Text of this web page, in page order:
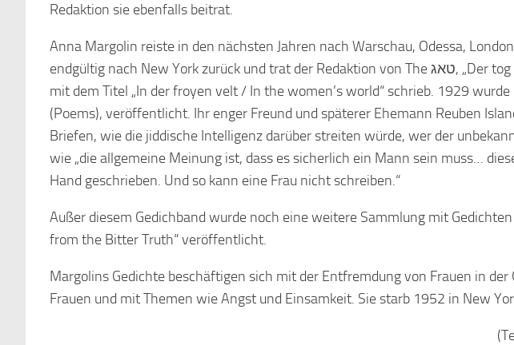
Redaktion sie ebenfalls beitrat.
Anna Margolin reiste in den nächsten Jahren nach Warschau, Odessa,
endgültig nach New York zurück und trat der Redaktion von The טאג, „Der tog / The Day“ bei, in der sie eine Kolumne
mit dem Titel „In der froyen velt / In the women’s world“ schrieb. 1929
(Poems), veröffentlicht. Ihr enger Freund und späterer Ehemann Reuben
Briefen, wie die jiddische Intelligenz darüber streiten würde, wer der
wie „die allgemeine Meinung ist, dass es sicherlich ein Mann sein muss…
Hand geschrieben. Und so kann eine Frau nicht schreiben.“
Außer diesem Gedichband wurde noch eine weitere Sammlung mit
from the Bitter Truth“ veröffentlicht.
Margolins Gedichte beschäftigen sich mit der Entfremdung von Frauen in
Frauen und mit Themen wie Angst und Einsamkeit. Sie starb 1952 in New